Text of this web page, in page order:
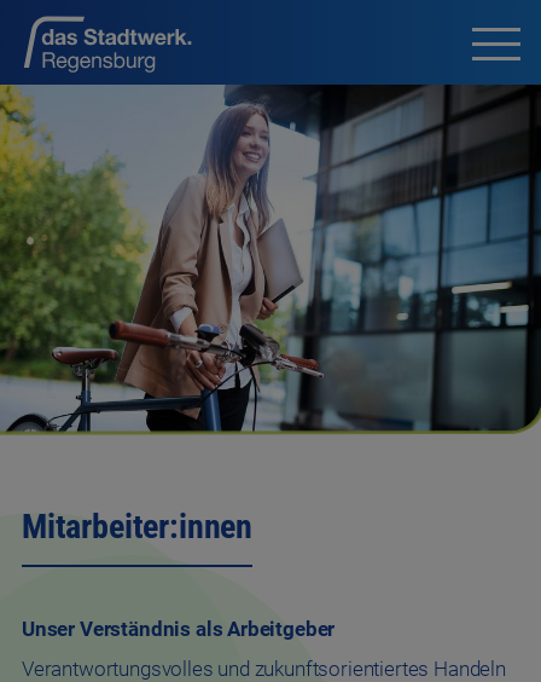
Mitarbeiter:innen
Unser Verständnis als Arbeitgeber
Verantwortungsvolles und zukunftsorientiertes Handeln